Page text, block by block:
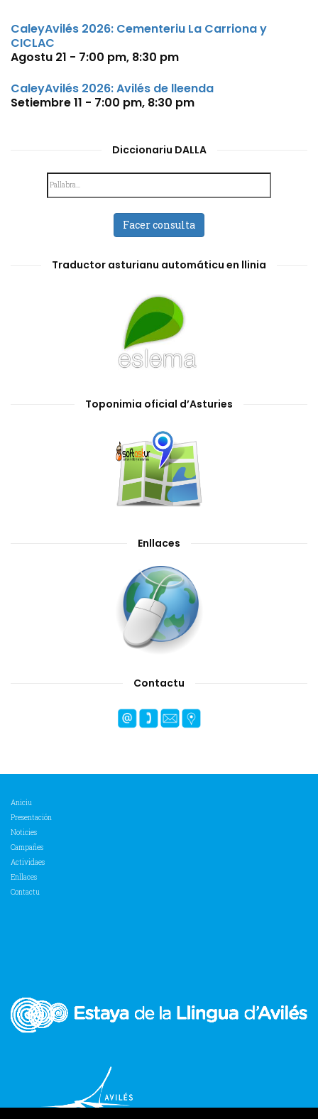
CaleyAvilés 2026: Cementeriu La Carriona y
CICLAC
Agostu 21 - 7:00 pm, 8:30 pm
CaleyAvilés 2026: Avilés de lleenda
Setiembre 11 - 7:00 pm, 8:30 pm
Diccionariu DALLA
Facer consulta
Traductor asturianu automáticu en llinia
Toponimia oficial d’Asturies
Enllaces
Contactu
Aniciu
Presentación
Noticies
Campañes
Actividaes
Enllaces
Contactu